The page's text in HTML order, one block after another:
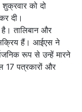
शुक्रवार को दो
दी।
है। तालिबान और
हैं। आईएस ने
रूप से उन्हें मारने
17 पत्रकारों और